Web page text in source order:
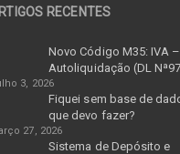
RECENTES
Novo Código M35: IVA –
Autoliquidação (DL
3, 2026
Fiquei sem base de
que devo fazer?
27, 2026
Sistema de Depósito e